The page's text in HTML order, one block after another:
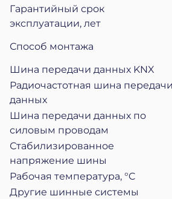
Гарантийный срок
эксплуатации, лет
Способ монтажа
Шина передачи данных KNX
Радиочастотная шина передачи
данных
Шина передачи данных по
силовым проводам
Стабилизированное
напряжение шины
Рабочая температура, °C
Другие шинные системы